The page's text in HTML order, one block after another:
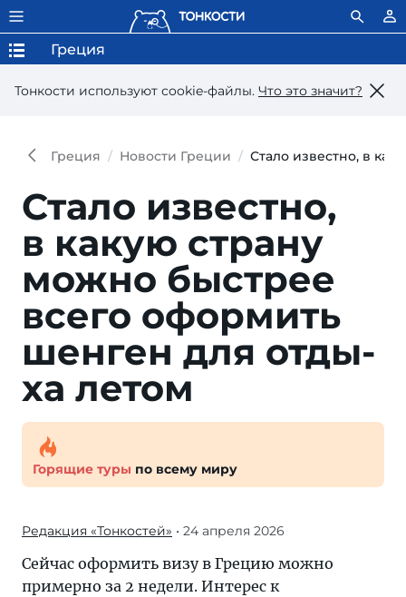
Тонкости используют сookie-файлы. Что это значит?
Греция
Греция Новости Греции Стало известно, в
Стало известно,
в ка­кую стра­ну
мож­но быст­рее
все­го офор­мить
шен­ген для от­ды­
ха летом
Горящие туры по всему миру
Редакция «Тонкостей» • 24 апреля 2026
Сейчас оформить визу в Грецию можно
примерно за 2 недели. Интерес к